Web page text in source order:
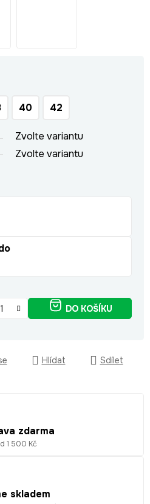
40 42
Zvolte variantu
Zvolte variantu
DO KOŠÍKU
Hlídat Sdílet
zdarma
1 500 Kč
skladem